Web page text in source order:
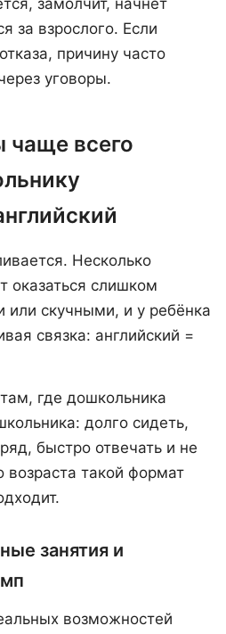
замолчит, начнёт
за взрослого. Если
причину часто
уговоры.
чаще всего
Несколько
оказаться слишком
скучными, и у ребёнка
связка: английский =
где дошкольника
долго сидеть,
быстро отвечать и не
возраста такой формат
занятия и
возможностей